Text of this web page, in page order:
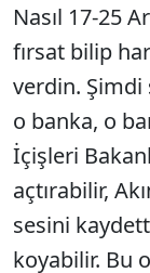
Nasıl 17-25
fırsat bilip
verdin. Şimdi
o banka, o
İçişleri
açtırabilir,
sesini
koyabilir. Bu